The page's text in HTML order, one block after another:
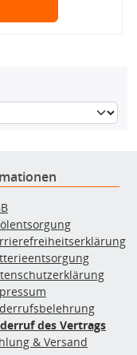
des Vertrags
& Versand